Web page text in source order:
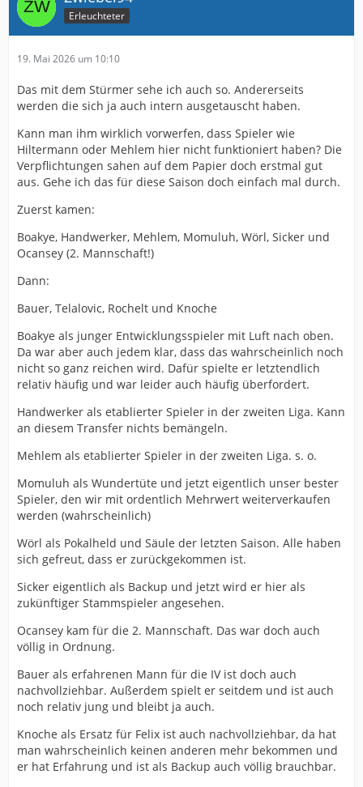
Erleuchteter
19. Mai 2026 um 10:10
Das mit dem Stürmer sehe ich auch so. Andererseits
werden die sich ja auch intern ausgetauscht haben.
Kann man ihm wirklich vorwerfen, dass Spieler wie
Hiltermann oder Mehlem hier nicht funktioniert haben? Die
Verpflichtungen sahen auf dem Papier doch erstmal gut
aus. Gehe ich das für diese Saison doch einfach mal durch.
Zuerst kamen:
Boakye, Handwerker, Mehlem, Momuluh, Wörl, Sicker und
Ocansey (2. Mannschaft!)
Dann:
Bauer, Telalovic, Rochelt und Knoche
Boakye als junger Entwicklungsspieler mit Luft nach oben.
Da war aber auch jedem klar, dass das wahrscheinlich noch
nicht so ganz reichen wird. Dafür spielte er letztendlich
relativ häufig und war leider auch häufig überfordert.
Handwerker als etablierter Spieler in der zweiten Liga. Kann
an diesem Transfer nichts bemängeln.
Mehlem als etablierter Spieler in der zweiten Liga. s. o.
Momuluh als Wundertüte und jetzt eigentlich unser bester
Spieler, den wir mit ordentlich Mehrwert weiterverkaufen
werden (wahrscheinlich)
Wörl als Pokalheld und Säule der letzten Saison. Alle haben
sich gefreut, dass er zurückgekommen ist.
Sicker eigentlich als Backup und jetzt wird er hier als
zukünftiger Stammspieler angesehen.
Ocansey kam für die 2. Mannschaft. Das war doch auch
völlig in Ordnung.
Bauer als erfahrenen Mann für die IV ist doch auch
nachvollziehbar. Außerdem spielt er seitdem und ist auch
noch relativ jung und bleibt ja auch.
Knoche als Ersatz für Felix ist auch nachvollziehbar, da hat
man wahrscheinlich keinen anderen mehr bekommen und
er hat Erfahrung und ist als Backup auch völlig brauchbar.